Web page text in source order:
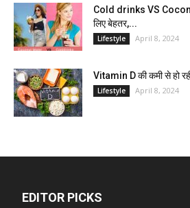
Cold drinks VS
लिए बेहतर,...
Lifestyle April 8, 2024
Vitamin D की कमी से हो
Lifestyle April 8, 2024
EDITOR PICKS